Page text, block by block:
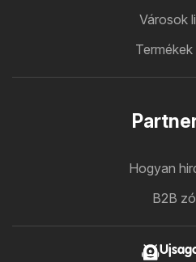
Városok
Termékek
Hogyan
B2B